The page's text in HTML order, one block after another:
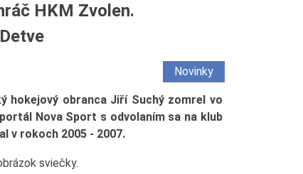
HKM Zvolen.
Novinky
hokejový obranca Jiří Suchý zomrel vo
Nova Sport s odvolaním sa na klub
v rokoch 2005 - 2007.